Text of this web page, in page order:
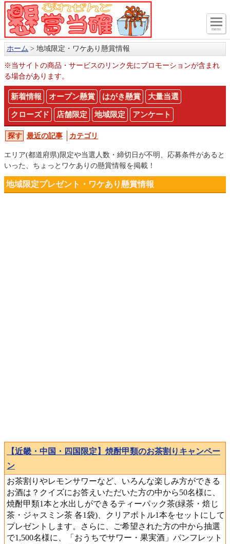
menu
ホーム 地域限定・ワケあり懸賞情報
※当サイトの商品・サービスのリンク先にプロモーションが含まれ
る場合があります。
新着情報 オープン懸賞 はがき懸賞 大量当選
クローズド 店舗限定 地域限定 アンケート
最近の記事 カテゴリ
エリア(都道府県)限定や当選人数・締切日が不明、応募条件があると
いった、ちょっとワケありの懸賞情報を掲載！
地域限定プレゼント・ワケあり懸賞情報
【近畿・中国・四国限定】焼酎甲類のお茶割りキャンペー
ン
お茶割りやレモンサワーなど、いろんな楽しみ方ができる
お酒は？クイズにお答えいただいた方の中から50名様に、
焼酎甲類1本と水出しができるティーパック茶(緑茶・焙じ
茶・ジャスミン茶 各1袋)、クリアボトル1本をセットにして
プレゼントします。さらに、ご希望された方の中から抽選
で1,500名様に、「おうちでサワー・果実酒」パンフレット